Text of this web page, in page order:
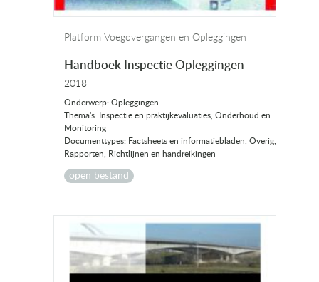
Platform Voegovergangen en Opleggingen
Handboek Inspectie Opleggingen
2018
Onderwerp: Opleggingen
Thema's: Inspectie en praktijkevaluaties, Onderhoud en
Monitoring
Documenttypes: Factsheets en informatiebladen, Overig,
Rapporten, Richtlijnen en handreikingen
open bestand